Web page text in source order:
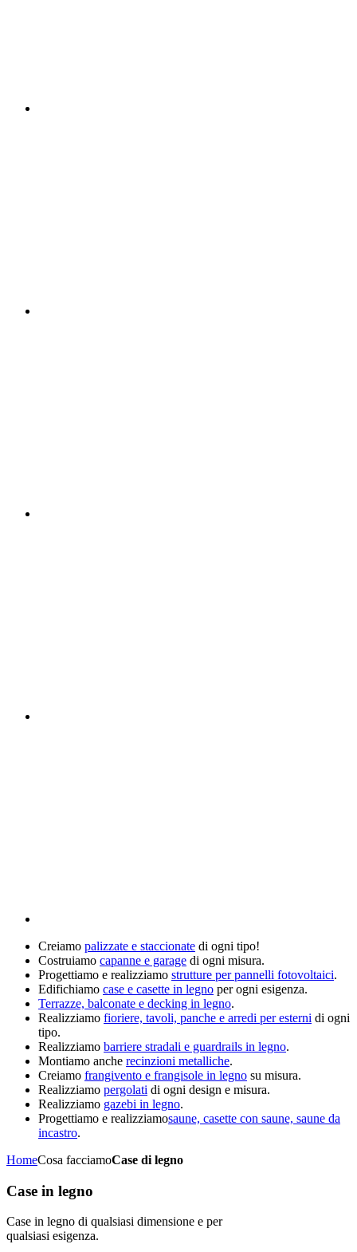
Creiamo palizzate e staccionate di ogni tipo!
Costruiamo capanne e garage di ogni misura.
Progettiamo e realizziamo strutture per pannelli fotovoltaici.
Edifichiamo case e casette in legno per ogni esigenza.
Terrazze, balconate e decking in legno.
Realizziamo fioriere, tavoli, panche e arredi per esterni di ogni
tipo.
Realizziamo barriere stradali e guardrails in legno.
Montiamo anche recinzioni metalliche.
Creiamo frangivento e frangisole in legno su misura.
Realizziamo pergolati di ogni design e misura.
Realizziamo gazebi in legno.
Progettiamo e realizziamosaune, casette con saune, saune da
incastro.
HomeCosa facciamoCase di legno
Case in legno
Case in legno di qualsiasi dimensione e per
qualsiasi esigenza.